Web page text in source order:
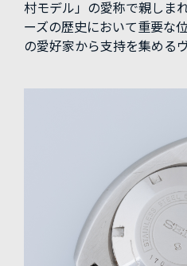
村モデル」の愛称で親しま
ーズの歴史において重要な
の愛好家から支持を集める